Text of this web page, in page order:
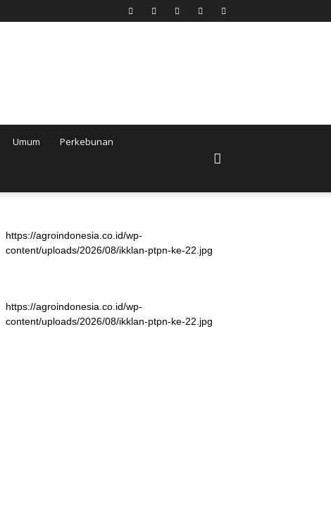
Umum Perkebunan
https://agroindonesia.co.id/wp-
content/uploads/2026/08/ikklan-ptpn-ke-22.jpg
https://agroindonesia.co.id/wp-
content/uploads/2026/08/ikklan-ptpn-ke-22.jpg